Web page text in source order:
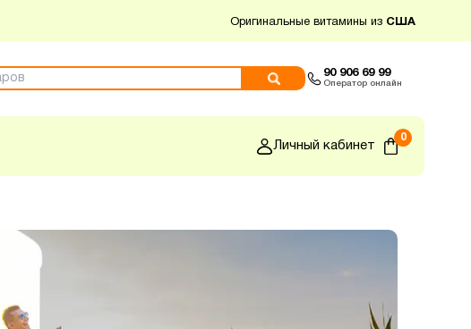
Оригинальные витамины из США
90 906 69 99
Оператор онлайн
Личный кабинет
0